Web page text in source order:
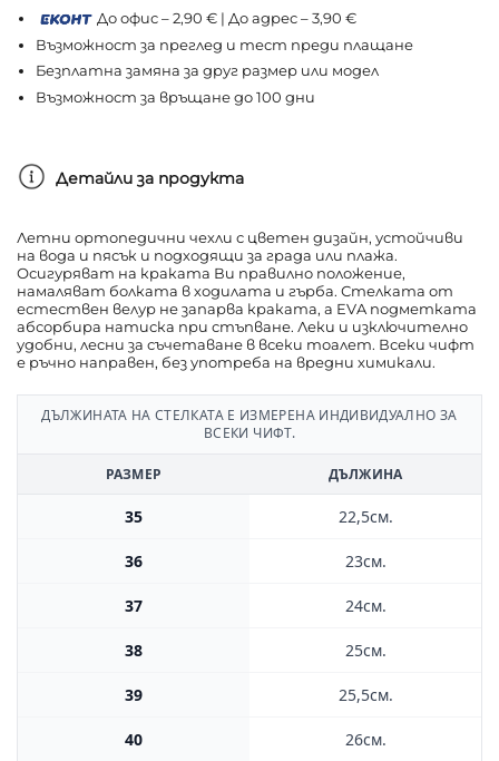
До офис – 2,90 € | До адрес – 3,90 €
Възможност за преглед и тест преди плащане
Безплатна замяна за друг размер или модел
Възможност за връщане до 100 дни
Детайли за продукта
Летни ортопедични чехли с цветен дизайн, устойчиви
на вода и пясък и подходящи за града или плажа.
Осигуряват на краката Ви правилно положение,
намаляват болката в ходилата и гърба. Стелката от
естествен велур не запарва краката, а EVA подметката
абсорбира натиска при стъпване. Леки и изключително
удобни, лесни за съчетаване в всеки тоалет. Всеки чифт
е ръчно направен, без употреба на вредни химикали.
ДЪЛЖИНАТА НА СТЕЛКАТА Е ИЗМЕРЕНА ИНДИВИДУАЛНО ЗА
ВСЕКИ ЧИФТ.
РАЗМЕР ДЪЛЖИНА
35 22,5см.
36 23см.
37 24см.
38 25см.
39 25,5см.
40 26см.